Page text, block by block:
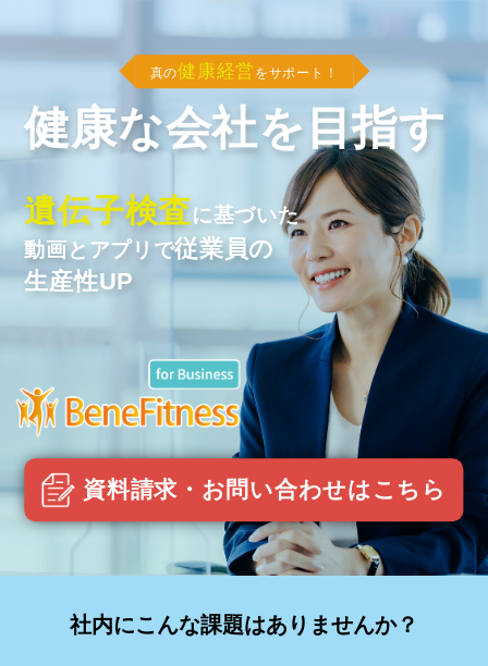
真の健康経営 をサポート！
健康な会社を目指す
遺伝子検査に基づいた
動画とアプリで従業員の
生産性UP
資料請求・お問い合わせはこちら
社内にこんな課題はありませんか？